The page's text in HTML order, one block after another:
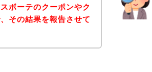
ボーテのクーポンやク
その結果を報告させて